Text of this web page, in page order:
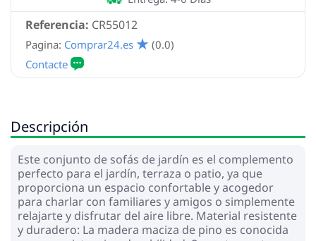
Referencia: CR55012
Pagina: Comprar24.es (0.0)
Descripción
Este conjunto de sofás de jardín es el complemento
perfecto para el jardín, terraza o patio, ya que
proporciona un espacio confortable y acogedor
para charlar con familiares y amigos o simplemente
relajarte y disfrutar del aire libre. Material resistente
y duradero: La madera maciza de pino es conocida